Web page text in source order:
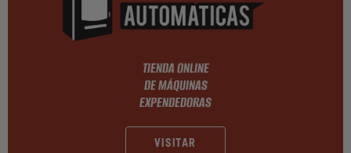
TIENDA ONLINE
DE MÁQUINAS
EXPENDEDORAS
VISITAR